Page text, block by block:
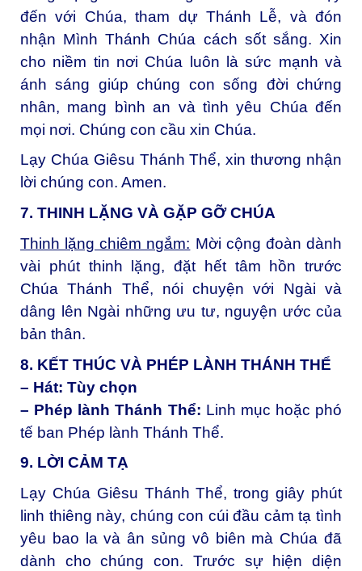
đến với Chúa, tham dự Thánh Lễ, và đón
nhận Mình Thánh Chúa cách sốt sắng. Xin
cho niềm tin nơi Chúa luôn là sức mạnh và
ánh sáng giúp chúng con sống đời chứng
nhân, mang bình an và tình yêu Chúa đến
mọi nơi. Chúng con cầu xin Chúa.
Lạy Chúa Giêsu Thánh Thể, xin thương nhận
lời chúng con. Amen.
7. THINH LẶNG VÀ GẶP GỠ CHÚA
Thinh lặng chiêm ngắm: Mời cộng đoàn dành
vài phút thinh lặng, đặt hết tâm hồn trước
Chúa Thánh Thể, nói chuyện với Ngài và
dâng lên Ngài những ưu tư, nguyện ước của
bản thân.
8. KẾT THÚC VÀ PHÉP LÀNH THÁNH THỂ
– Hát: Tùy chọn
– Phép lành Thánh Thể: Linh mục hoặc phó
tế ban Phép lành Thánh Thể.
9. LỜI CẢM TẠ
Lạy Chúa Giêsu Thánh Thể, trong giây phút
linh thiêng này, chúng con cúi đầu cảm tạ tình
yêu bao la và ân sủng vô biên mà Chúa đã
dành cho chúng con. Trước sự hiện diện